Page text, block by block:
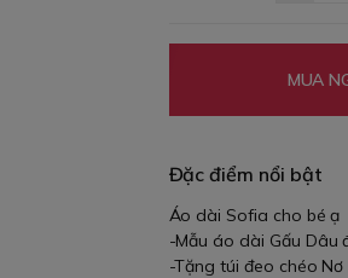
MUA
Đặc điểm nổi bật
Áo dài Sofia cho bé ạ
-Mẫu áo dài Gấu Dâu
-Tặng túi đeo chéo